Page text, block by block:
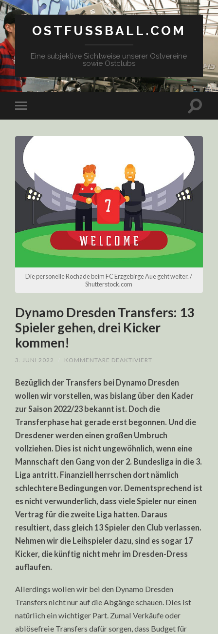
OSTFUSSBALL.COM
Eine subjektive Sichtweise unserer Ostvereine
sowie Ostclubs
Die personelle Rochade beim FC Erzgebirge Aue geht weiter. /
Shutterstock.com
Dynamo Dresden Transfers: 13
Spieler gehen, drei Kicker
kommen!
3. JUNI 2022 KOMMENTARE DEAKTIVIERT
TRANSFERS:
SPIELER
DREI
KICKER
KOMMEN!
Bezüglich der Transfers bei Dynamo Dresden
wollen wir vorstellen, was bislang über den Kader
zur Saison 2022/23 bekannt ist. Doch die
Transferphase hat gerade erst begonnen. Und die
Dresdener werden einen großen Umbruch
vollziehen. Dies ist nicht ungewöhnlich, wenn eine
Mannschaft den Gang von der 2. Bundesliga in die 3.
Liga antritt. Finanziell herrschen dort nämlich
schlechtere Bedingungen vor. Dementsprechend ist
es nicht verwunderlich, dass viele Spieler nur einen
Vertrag für die zweite Liga hatten. Daraus
resultiert, dass gleich 13 Spieler den Club verlassen.
Nehmen wir die Leihspieler dazu, sind es sogar 17
Kicker, die künftig nicht mehr im Dresden-Dress
auflaufen.
Allerdings wollen wir bei den Dynamo Dresden
Transfers nicht nur auf die Abgänge schauen. Dies ist
natürlich ein wichtiger Part. Zumal Verkäufe oder
ablösefreie Transfers dafür sorgen, dass Budget für